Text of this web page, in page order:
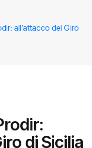
all’attacco del Giro
di Sicilia